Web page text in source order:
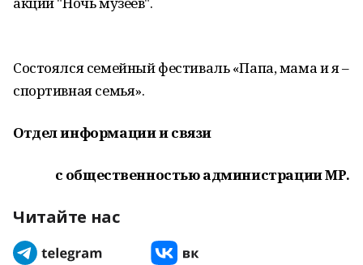
Состоялся семейный фестиваль «Папа, мама и я –
спортивная семья».
Отдел информации и связи
с общественностью администрации МР.
Читайте нас